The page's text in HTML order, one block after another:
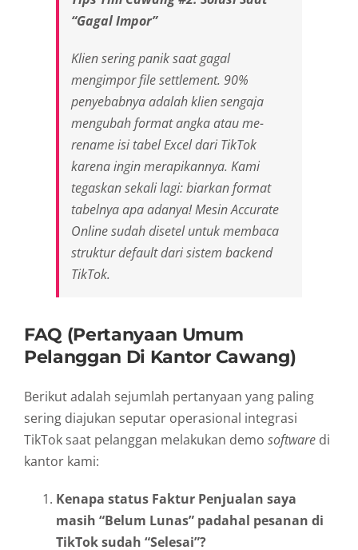
“Gagal Impor”
Klien sering panik saat gagal
mengimporfile settlement. 90%
penyebabnya adalah klien sengaja
mengubah format angka atau me-
renameisi tabel Excel dari TikTok
karena ingin merapikannya. Kami
tegaskan sekali lagi: biarkan format
tabelnya apa adanya! Mesin Accurate
Online sudah disetel untuk membaca
strukturdefaultdari sistem backend
TikTok.
FAQ (Pertanyaan Umum
Pelanggan Di Kantor Cawang)
Berikut adalah sejumlah pertanyaan yang paling
sering diajukan seputar operasional integrasi
TikTok saat pelanggan melakukan demo software di
kantor kami:
Kenapa status Faktur Penjualan saya
masih “Belum Lunas” padahal pesanan di
TikTok sudah “Selesai”?